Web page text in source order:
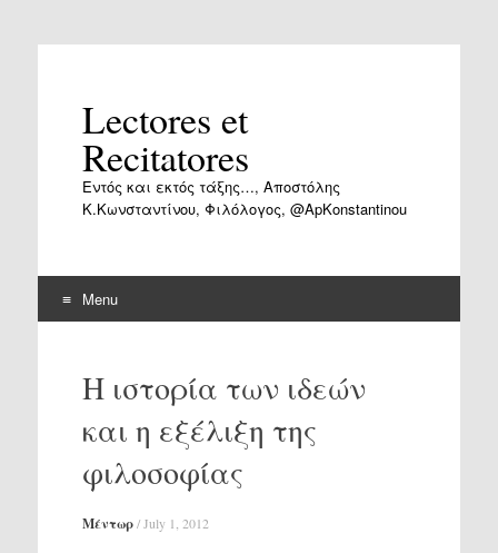
Lectores et
Recitatores
Εντός και εκτός τάξης…, Αποστόλης
Κ.Κωνσταντίνου, Φιλόλογος, @ApKonstantinou
Menu
contentΗ ιστορία των ιδεών
και η εξέλιξη της
φιλοσοφίας
Μέντωρ/ July 1, 2012